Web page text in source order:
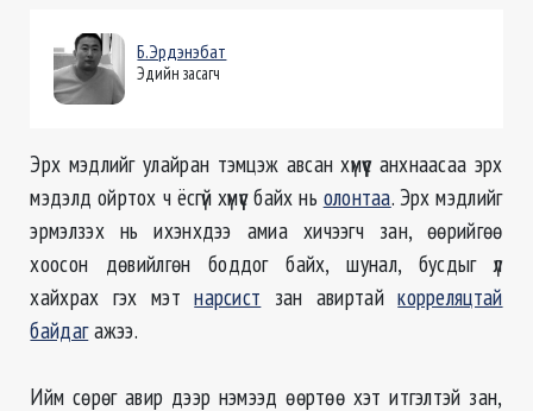
Б.Эрдэнэбат
Эдийн засагч
Эрх мэдлийг улайран тэмцэж авсан хүмүүс анхнаасаа эрх
мэдэлд ойртох ч ёсгүй хүмүүс байх нь олонтаа. Эрх мэдлийг
эрмэлзэх нь ихэнхдээ амиа хичээгч зан, өөрийгөө
хоосон дөвийлгөн боддог байх, шунал, бусдыг үл
хайхрах гэх мэтнарсист зан авиртайкорреляцтай
байдагажээ.
Ийм сөрөг авир дээр нэмээд өөртөө хэт итгэлтэй зан,